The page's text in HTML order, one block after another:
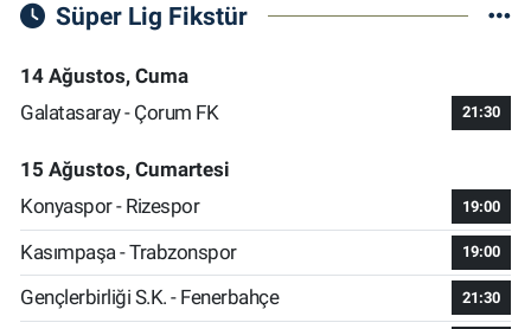
Süper Lig Fikstür
14 Ağustos, Cuma
Galatasaray - Çorum FK
21:30
15 Ağustos, Cumartesi
Konyaspor - Rizespor
19:00
Kasımpaşa - Trabzonspor 19:00
Gençlerbirliği S.K. - Fenerbahçe 21:30